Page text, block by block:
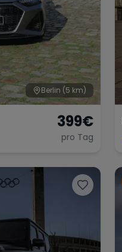
Berlin (5 km)
399€
pro Tag